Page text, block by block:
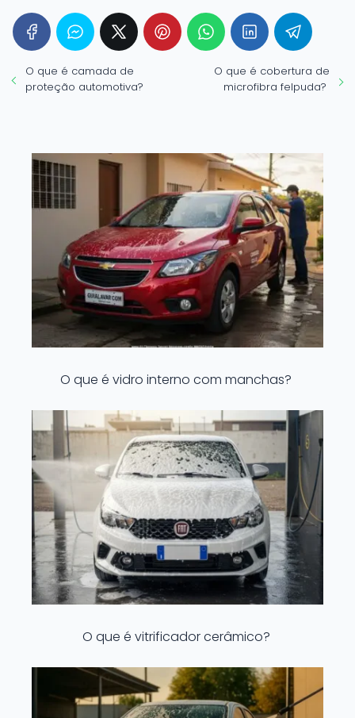
O que é camada de
proteção automotiva?
O que é cobertura de
microfibra felpuda?
O que é vidro interno com manchas?
O que é vitrificador cerâmico?